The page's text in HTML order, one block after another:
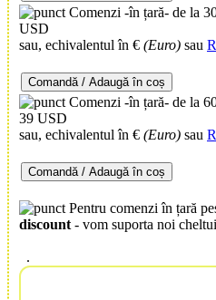
Comenzi -în țară- de la
USD
sau, echivalentul în € (Euro) sau
Comandă / Adaugă în coș
Comenzi -în țară- de la
39 USD
sau, echivalentul în € (Euro) sau
Comandă / Adaugă în coș
Pentru comenzi în țară
discount - vom suporta noi
.